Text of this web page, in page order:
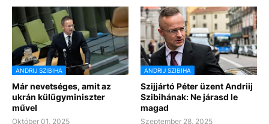
ANDRIJ SZIBIHA
Már nevetséges, amit az
ukrán külügyminiszter
művel
Október 01, 2025
ANDRIJ SZIBIHA
Szijjártó Péter üzent Andriij
Szibihának: Ne járasd le
magad
Szeptember 28, 2025